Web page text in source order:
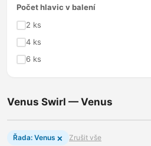
Počet hlavic v balení
2 ks
4 ks
6 ks
Venus Swirl — Venus
Řada: Venus × Zrušit vše